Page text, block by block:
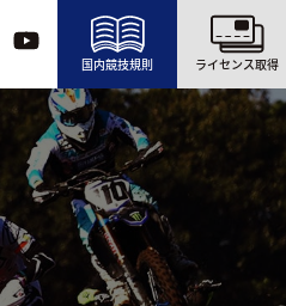
国内競技規則 ライセンス取得